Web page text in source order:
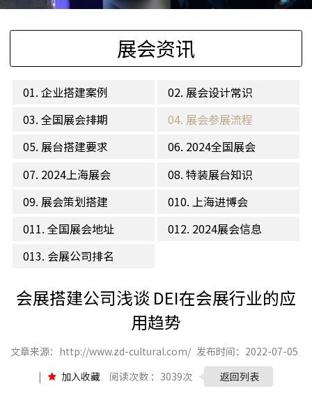
展会资讯
01. 企业搭建案例
02. 展会设计常识
03. 全国展会排期
04. 展会参展流程
05. 展台搭建要求
06. 2024全国展会
07. 2024上海展会
08. 特装展台知识
09. 展会策划搭建
010. 上海进博会
011. 全国展会地址
012. 2024展会信息
013. 会展公司排名
会展搭建公司浅谈 DEI在会展行业的应
用趋势
文章来源：http://www.zd-cultural.com/ 发布时间：2022-07-05
|
加入收藏 阅读次数 ：3039次 返回列表